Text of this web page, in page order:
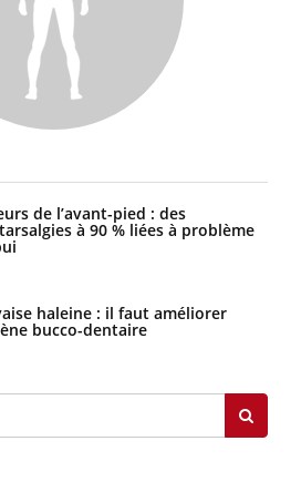
de l’avant-pied : des
à 90 % liées à problème
haleine : il faut améliorer
bucco-dentaire